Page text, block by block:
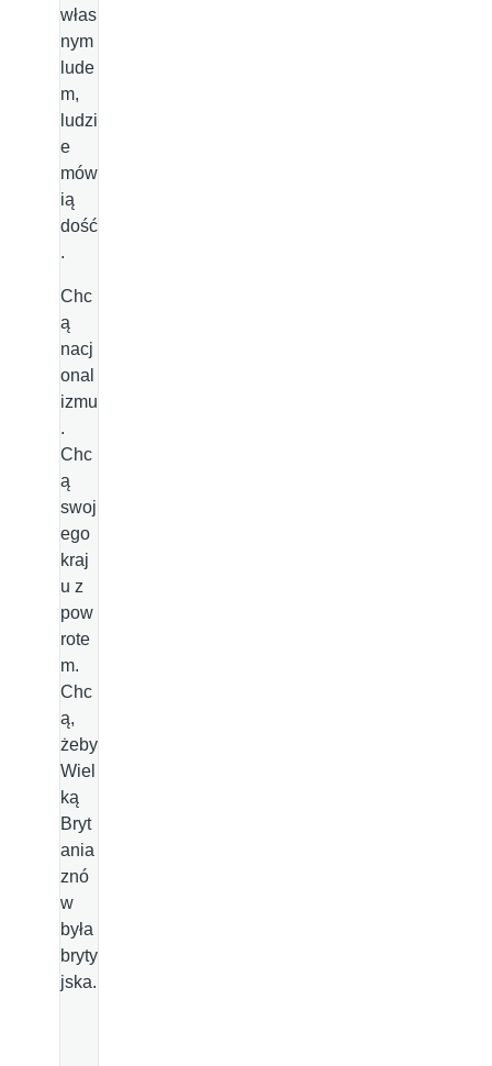
włas
nym
lude
m,
ludzi
e
mów
ią
dość
.
Chc
ą
nacj
onal
izmu
.
Chc
ą
swoj
ego
kraj
u z
pow
rote
m.
Chc
ą,
żeby
Wiel
ką
Bryt
ania
znó
w
była
bryty
jska.